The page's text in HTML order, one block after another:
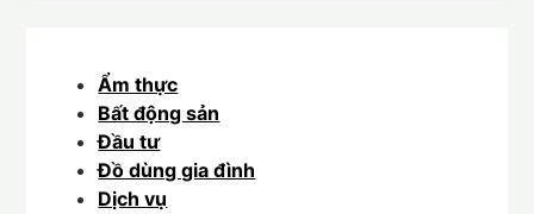
Ẩm thực
Bất động sản
Đầu tư
Đồ dùng gia đình
Dịch vụ